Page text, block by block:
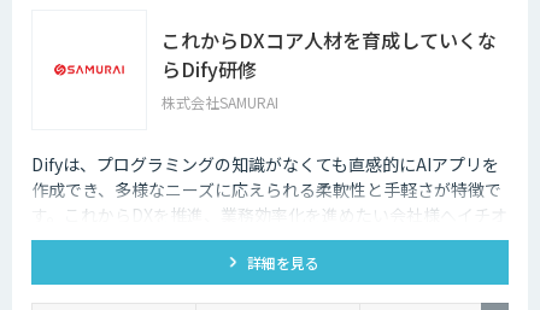
これからDXコア人材を育成していくな
らDify研修
株式会社SAMURAI
Difyは、プログラミングの知識がなくても直感的にAIアプリを
作成でき、多様なニーズに応えられる柔軟性と手軽さが特徴で
す。これからDXを推進、業務効率化を進めたい会社様へイチオ
シの研修です。
詳細を見る